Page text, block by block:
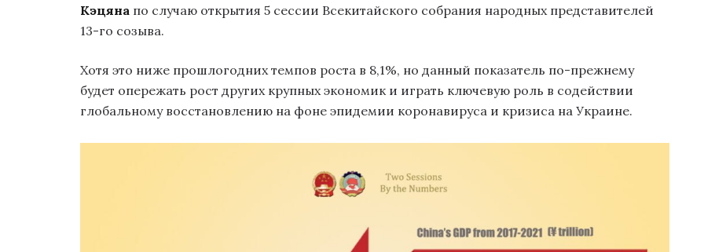
Кэцяна по случаю открытия 5 сессии Всекитайского собрания народных представителей
13-го созыва.
Хотя это ниже прошлогодних темпов роста в 8,1%, но данный показатель по-прежнему
будет опережать рост других крупных экономик и играть ключевую роль в содействии
глобальному восстановлению на фоне эпидемии коронавируса и кризиса на Украине.